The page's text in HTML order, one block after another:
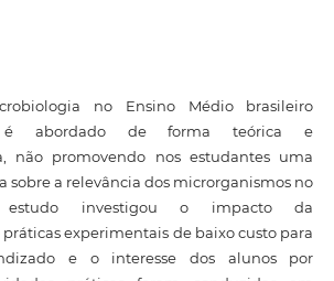
no Ensino Médio brasileiro
é abordado de forma teórica e
não promovendo nos estudantes uma
sobre a relevância dos microrganismos no
estudo investigou o impacto da
experimentais de baixo custo para
e o interesse dos alunos por